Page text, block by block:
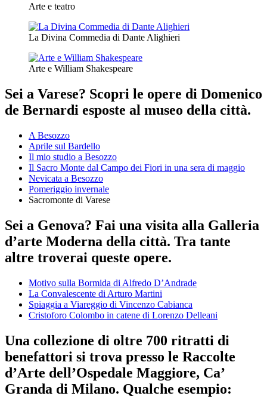
Arte e teatro
La Divina Commedia di Dante Alighieri
Arte e William Shakespeare
Sei a Varese? Scopri le opere di Domenico
de Bernardi esposte al museo della città.
A Besozzo
Aprile sul Bardello
Il mio studio a Besozzo
Il Sacro Monte dal Campo dei Fiori in una sera di maggio
Nevicata a Besozzo
Pomeriggio invernale
Sacromonte di Varese
Sei a Genova? Fai una visita alla Galleria
d’arte Moderna della città. Tra tante
altre troverai queste opere.
Motivo sulla Bormida di Alfredo D’Andrade
La Convalescente di Arturo Martini
Spiaggia a Viareggio di Vincenzo Cabianca
Cristoforo Colombo in catene di Lorenzo Delleani
Una collezione di oltre 700 ritratti di
benefattori si trova presso le Raccolte
d’Arte dell’Ospedale Maggiore, Ca’
Granda di Milano. Qualche esempio: